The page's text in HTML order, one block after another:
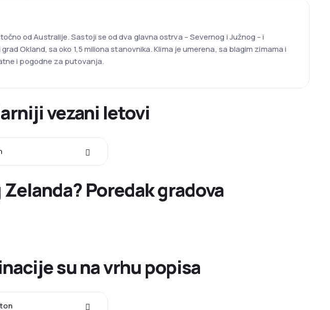
od Australije. Sastoji se od dva glavna ostrva – Severnog i Južnog – i
Okland, sa oko 1,5 miliona stanovnika. Klima je umerena, sa blagim zimama i
i pogodne za putovanja.
vezani letovi
Poredak gradova
su na vrhu popisa